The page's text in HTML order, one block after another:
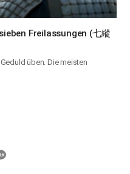
Freilassungen (七縱
üben. Die meisten